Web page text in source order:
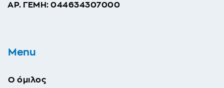
ΑΡ. ΓΕΜΗ: 044634307000
Menu
Ο όμιλος